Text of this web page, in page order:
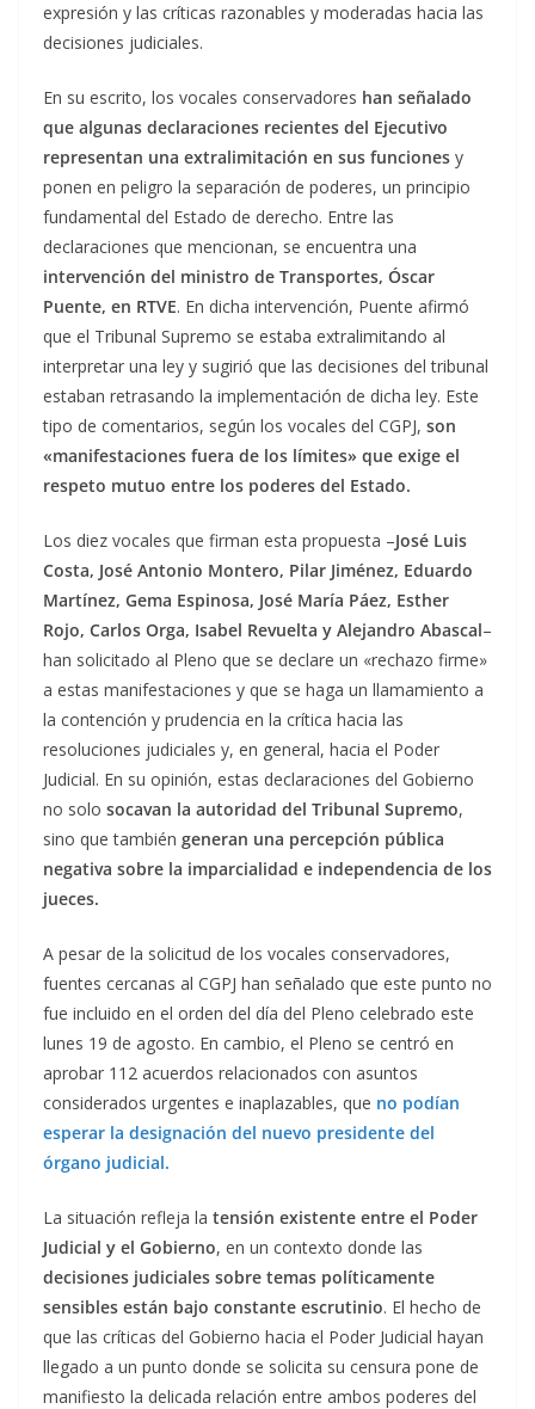
expresión y las críticas razonables y moderadas hacia las
decisiones judiciales.
En su escrito, los vocales conservadores han señalado
que algunas declaraciones recientes del Ejecutivo
representan una extralimitación en sus funciones y
ponen en peligro la separación de poderes, un principio
fundamental del Estado de derecho. Entre las
declaraciones que mencionan, se encuentra una
intervención del ministro de Transportes, Óscar
Puente, en RTVE. En dicha intervención, Puente afirmó
que el Tribunal Supremo se estaba extralimitando al
interpretar una ley y sugirió que las decisiones del tribunal
estaban retrasando la implementación de dicha ley. Este
tipo de comentarios, según los vocales del CGPJ, son
«manifestaciones fuera de los límites» que exige el
respeto mutuo entre los poderes del Estado.
Los diez vocales que firman esta propuesta –José Luis
Costa, José Antonio Montero, Pilar Jiménez, Eduardo
Martínez, Gema Espinosa, José María Páez, Esther
Rojo, Carlos Orga, Isabel Revuelta y Alejandro Abascal–
han solicitado al Pleno que se declare un «rechazo firme»
a estas manifestaciones y que se haga un llamamiento a
la contención y prudencia en la crítica hacia las
resoluciones judiciales y, en general, hacia el Poder
Judicial. En su opinión, estas declaraciones del Gobierno
no solo socavan la autoridad del Tribunal Supremo,
sino que también generan una percepción pública
negativa sobre la imparcialidad e independencia de los
jueces.
A pesar de la solicitud de los vocales conservadores,
fuentes cercanas al CGPJ han señalado que este punto no
fue incluido en el orden del día del Pleno celebrado este
lunes 19 de agosto. En cambio, el Pleno se centró en
aprobar 112 acuerdos relacionados con asuntos
considerados urgentes e inaplazables, que no podían
esperar la designación del nuevo presidente del
órgano judicial.
La situación refleja la tensión existente entre el Poder
Judicial y el Gobierno, en un contexto donde las
decisiones judiciales sobre temas políticamente
sensibles están bajo constante escrutinio. El hecho de
que las críticas del Gobierno hacia el Poder Judicial hayan
llegado a un punto donde se solicita su censura pone de
manifiesto la delicada relación entre ambos poderes del